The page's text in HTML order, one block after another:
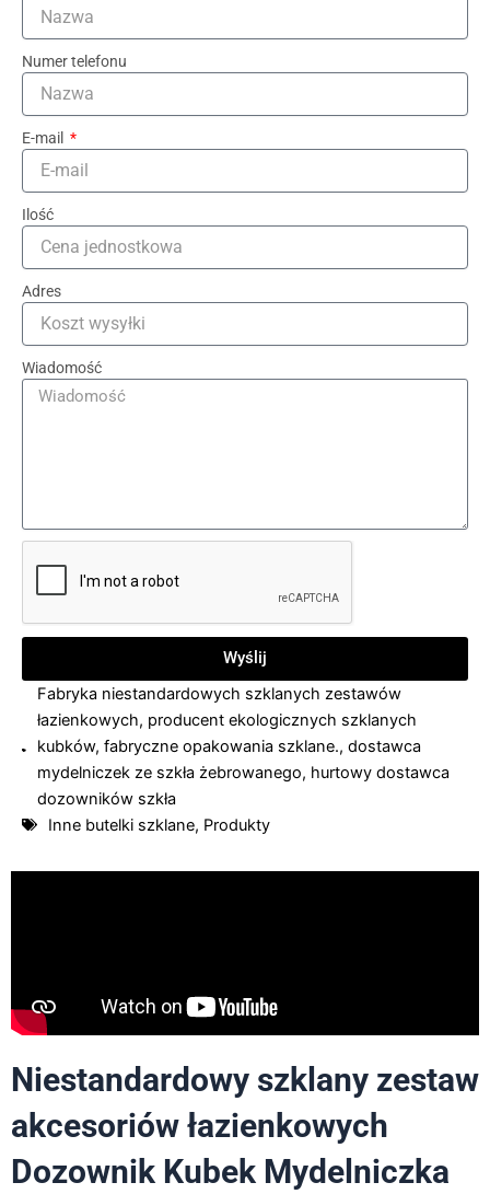
Numer telefonu
E-mail
Ilość
Adres
Wiadomość
Wyślij
Fabryka niestandardowych szklanych zestawów
łazienkowych, producent ekologicznych szklanych
kubków, fabryczne opakowania szklane., dostawca
mydelniczek ze szkła żebrowanego, hurtowy dostawca
dozowników szkła
Inne butelki szklane, Produkty
Niestandardowy szklany zestaw
akcesoriów łazienkowych
Dozownik Kubek Mydelniczka